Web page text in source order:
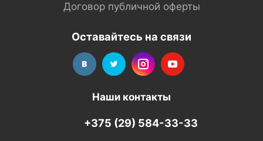
Договор публичной оферты
Оставайтесь на связи
Наши контакты
+375 (29) 584-33-33